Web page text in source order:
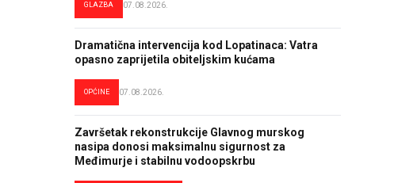
GLAZBA 07.08.2026.
Dramatična intervencija kod Lopatinaca: Vatra
opasno zaprijetila obiteljskim kućama
OPĆINE 07.08.2026.
Završetak rekonstrukcije Glavnog murskog
nasipa donosi maksimalnu sigurnost za
Međimurje i stabilnu vodoopskrbu